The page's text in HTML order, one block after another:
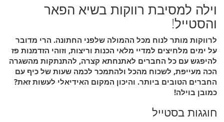
וילה למסיבת רווקות בשיא הפאר
והסטייל!
לרווקות מותר לנוח מכל ההמולה שלפני החתונה. הרי מדובר
על ימים מלחיצים למדיי מלאי הכנות וריצות, וזוהי הזדמנות פז
להיפגש עם כל החברים לאתנחתא קצרה, להתנתקות מהשגרה
הכה מעייפת, לשכוח מהכל ולהתמכר לכמה שעות של כיף עם
החברים הטובים ביותר. והיכון המקום האידיאלי לעשות זאת?
כמובן בוילה!
חוגגות בסטייל